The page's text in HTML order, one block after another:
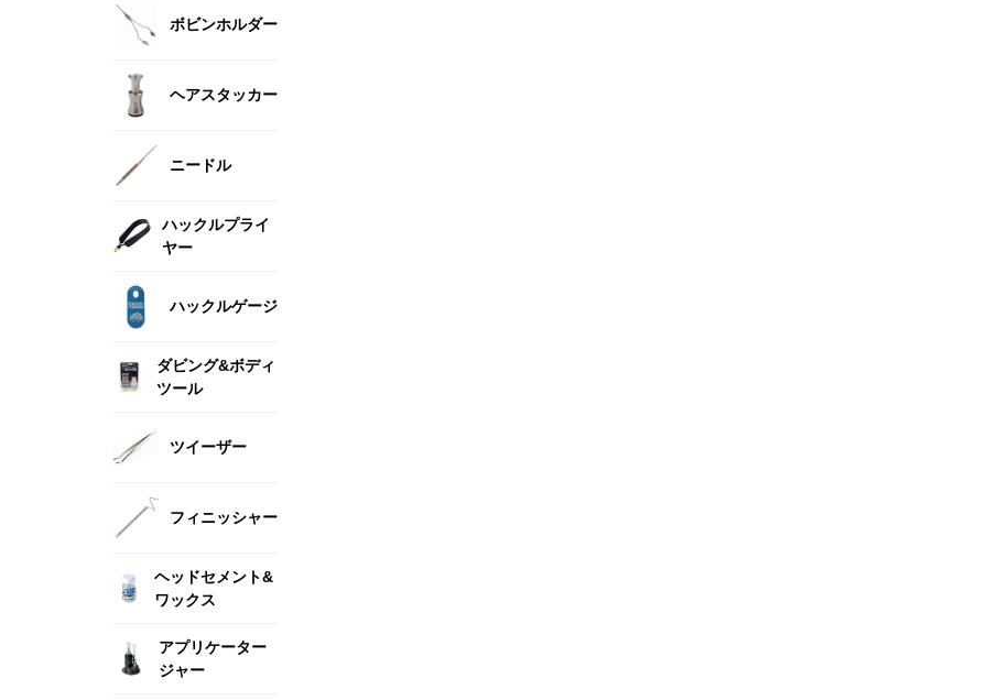
ボビンホルダー
ヘアスタッカー
ニードル
ハックルプライ
ヤー
ハックルゲージ
ダビング&ボディ
ツール
ツイーザー
フィニッシャー
ヘッドセメント&
ワックス
アプリケーター
ジャー